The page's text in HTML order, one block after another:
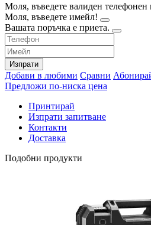
Моля, въведете валиден телефонен
Моля, въведете имейл!
Вашата поръчка е приета.
Изпрати
Добави в любими Сравни
Предложи по-ниска цена
Принтирай
Изпрати запитване
Контакти
Доставка
Подобни продукти